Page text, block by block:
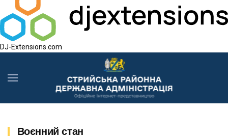
DJ-Extensions.com
Воєнний стан